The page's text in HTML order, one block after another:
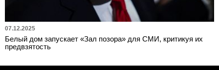
07.12.2025
Белый дом запускает «Зал позора» для СМИ, критикуя их
предвзятость